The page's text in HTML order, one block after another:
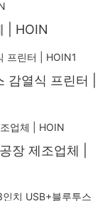
| HOIN
열식 프린터 |
장 제조업체 |